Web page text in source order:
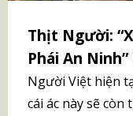
Thịt Người:
Phái An
Người Việt hiện
cái ác này sẽ